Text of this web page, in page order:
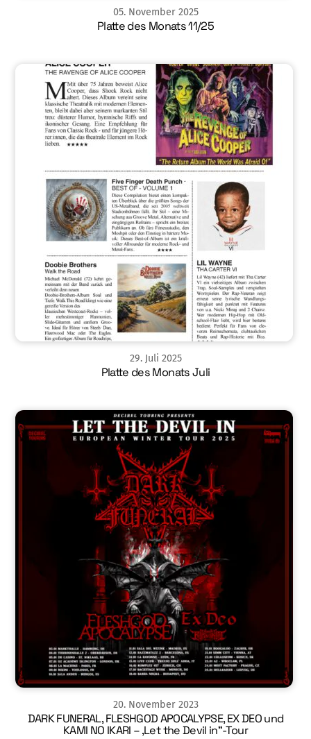
05. November 2025
Platte des Monats 11/25
29. Juli 2025
Platte des Monats Juli
20. November 2023
DARK FUNERAL, FLESHGOD APOCALYPSE, EX DEO und
KAMI NO IKARI – ‚Let the Devil in“-Tour